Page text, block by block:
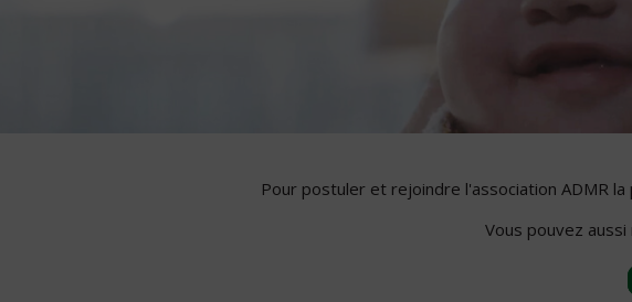
Pour postuler et rejoindre l'association ADMR
Vous pouvez